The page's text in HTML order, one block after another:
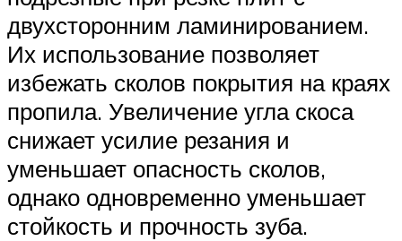
двухсторонним ламинированием.
Их использование позволяет
избежать сколов покрытия на краях
пропила. Увеличение угла скоса
снижает усилие резания и
уменьшает опасность сколов,
однако одновременно уменьшает
стойкость и прочность зуба.